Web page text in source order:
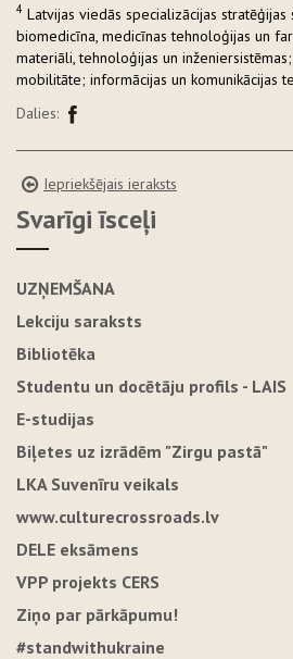
4 Latvijas viedās specializācijas stratēģijas
biomedicīna, medicīnas tehnoloģijas un
materiāli, tehnoloģijas un
mobilitāte; informācijas un komunikācijas
Dalies:
Iepriekšējais ieraksts
Svarīgi īsceļi
UZŅEMŠANA
Lekciju saraksts
Bibliotēka
Studentu un docētāju profils - LAIS
E-studijas
Biļetes uz izrādēm "Zirgu pastā"
LKA Suvenīru veikals
www.culturecrossroads.lv
DELE eksāmens
VPP projekts CERS
Ziņo par pārkāpumu!
#standwithukraine